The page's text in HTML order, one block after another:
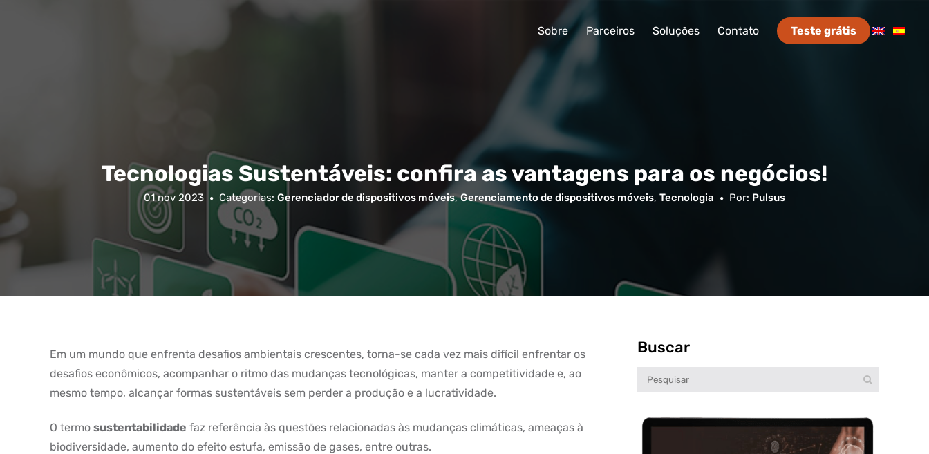
Sobre Parceiros Soluções Contato Teste grátis
Tecnologias Sustentáveis: confira as vantagens para os negócios!
01 nov 2023 Categorias: Gerenciador de dispositivos móveis,Gerenciamento de dispositivos móveis, Tecnologia Por: Pulsus
Em um mundo que enfrenta desafios ambientais crescentes, torna-se cada vez mais difícil enfrentar os
desafios econômicos, acompanhar o ritmo das mudanças tecnológicas, manter a competitividade e, ao
mesmo tempo, alcançar formas sustentáveis sem perder a produção e a lucratividade.
O termo sustentabilidade faz referência às questões relacionadas às mudanças climáticas, ameaças à
biodiversidade, aumento do efeito estufa, emissão de gases, entre outras.
Buscar